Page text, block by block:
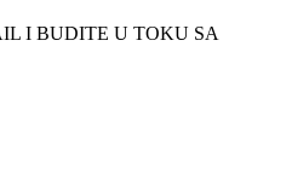
I BUDITE U TOKU SA